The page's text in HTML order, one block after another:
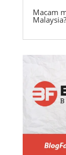
Macam
Malaysia?